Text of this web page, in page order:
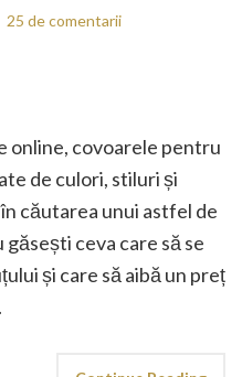
25 de comentarii
online, covoarele pentru
de culori, stiluri și
căutarea unui astfel de
ceva care să se
și care să aibă un preț